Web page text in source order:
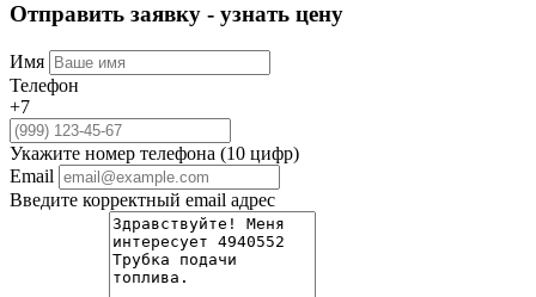
Отправить заявку - узнать цену
Имя
Телефон
+7
Укажите номер телефона (10 цифр)
Email
Введите корректный email адрес